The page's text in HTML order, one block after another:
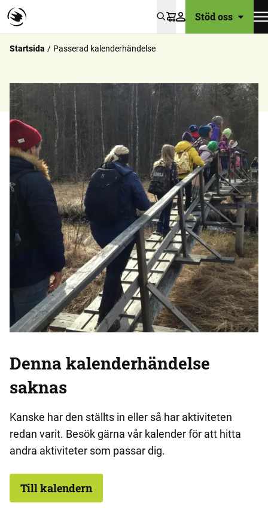
VarukorgStöd oss
Startsida Passerad kalenderhändelse
Denna kalenderhändelse
saknas
Kanske har den ställts in eller så har aktiviteten
redan varit. Besök gärna vår kalender för att hitta
andra aktiviteter som passar dig.
Till kalendern